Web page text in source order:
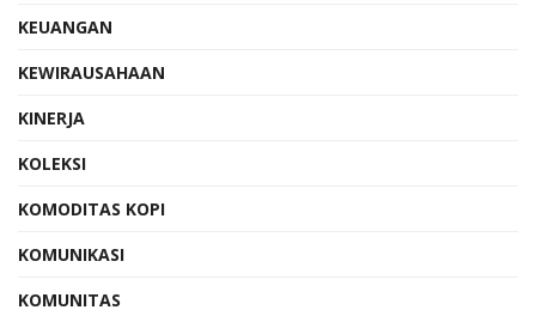
KEUANGAN
KEWIRAUSAHAAN
KINERJA
KOLEKSI
KOMODITAS KOPI
KOMUNIKASI
KOMUNITAS